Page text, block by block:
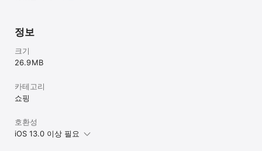
정보
크기
26.9 MB
카테고리
쇼핑
호환성
iOS 13.0 이상 필요